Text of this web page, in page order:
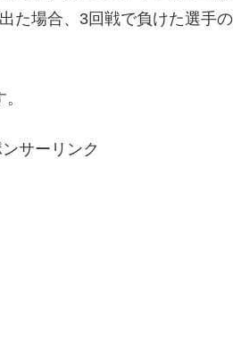
た場合、3回戦で負けた選手
サーリンク